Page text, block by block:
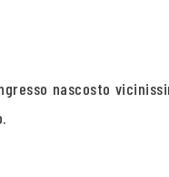
nascosto